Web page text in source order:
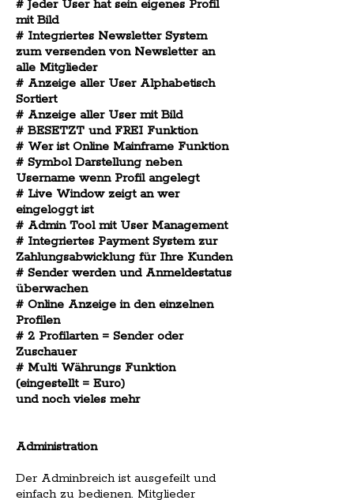
# Jeder User hat sein eigenes Profil
mit Bild
# Integriertes Newsletter System
zum versenden von Newsletter an
alle Mitglieder
# Anzeige aller User Alphabetisch
Sortiert
# Anzeige aller User mit Bild
# BESETZT und FREI Funktion
# Wer ist Online Mainframe Funktion
# Symbol Darstellung neben
Username wenn Profil angelegt
# Live Window zeigt an wer
eingeloggt ist
# Admin Tool mit User Management
# Integriertes Payment System zur
Zahlungsabwicklung für Ihre Kunden
# Sender werden und Anmeldestatus
überwachen
# Online Anzeige in den einzelnen
Profilen
# 2 Profilarten = Sender oder
Zuschauer
# Multi Währungs Funktion
(eingestellt = Euro)
und noch vieles mehr
Administration
Der Adminbreich ist ausgefeilt und
einfach zu bedienen. Mitglieder